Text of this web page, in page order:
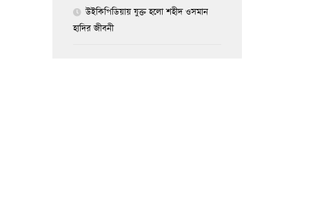
উইকিপিডিয়ায় যুক্ত হলো শহীদ ওসমান
হাদির জীবনী